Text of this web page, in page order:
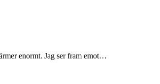
enormt. Jag ser fram emot…